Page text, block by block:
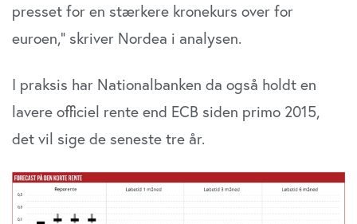
presset for en stærkere kronekurs over for
euroen,” skriver Nordea i analysen.
I praksis har Nationalbanken da også holdt en
lavere officiel rente end ECB siden primo 2015,
det vil sige de seneste tre år.